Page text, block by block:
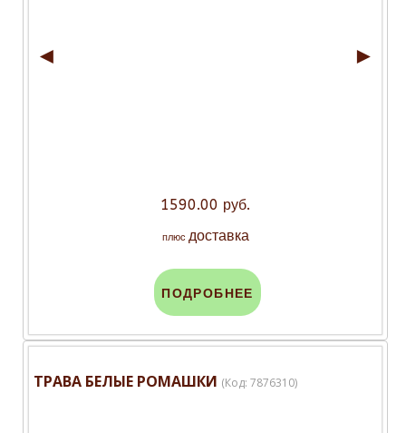
◄ ►
1590.00 руб.
плюс доставка
ПОДРОБНЕЕ
ТРАВА БЕЛЫЕ РОМАШКИ (Код: 7876310)